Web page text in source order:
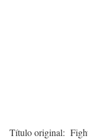
Título original: